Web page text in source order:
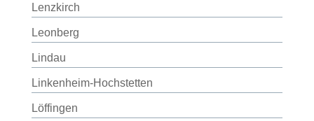
Lenzkirch
Leonberg
Lindau
Linkenheim-Hochstetten
Löffingen